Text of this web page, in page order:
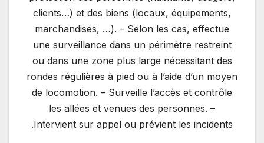
clients…) et des biens (locaux, équipements,
marchandises, …). – Selon les cas, effectue
une surveillance dans un périmètre restreint
ou dans une zone plus large nécessitant des
rondes régulières à pied ou à l’aide d’un moyen
de locomotion. – Surveille l’accès et contrôle
les allées et venues des personnes. –
Intervient sur appel ou prévient les incidents.